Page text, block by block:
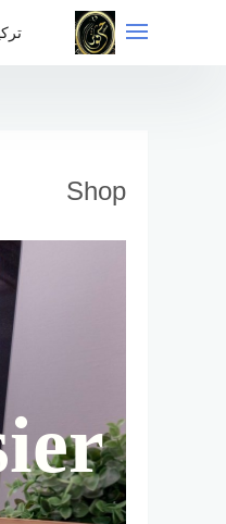
Shop